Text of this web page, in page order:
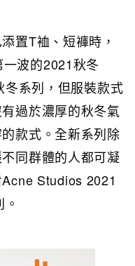
置T裇、短褲時，
波的2021秋冬
系列，但服裝款式
過於濃厚的秋冬氣
款式。全新系列除
同群體的人都可凝
Studios 2021